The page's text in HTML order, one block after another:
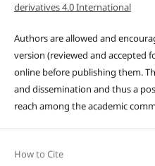
derivatives 4.0 International
Authors are allowed and
version (reviewed and accepted
online before publishing them.
and dissemination and thus a
reach among the academic
How to Cite